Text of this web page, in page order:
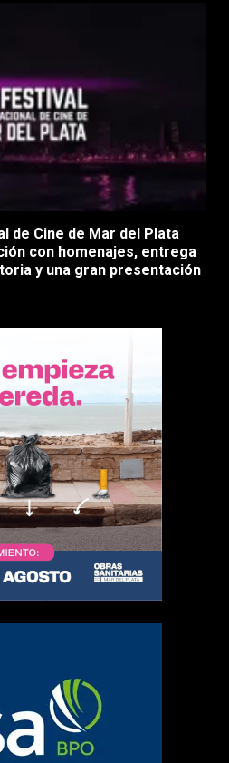
de Cine de Mar del Plata
con homenajes, entrega
y una gran presentación